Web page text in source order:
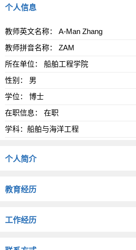
个人信息
教师英文名称： A-Man Zhang
教师拼音名称： ZAM
所在单位： 船舶工程学院
性别： 男
学位： 博士
在职信息： 在职
学科：船舶与海洋工程
个人简介
教育经历
工作经历